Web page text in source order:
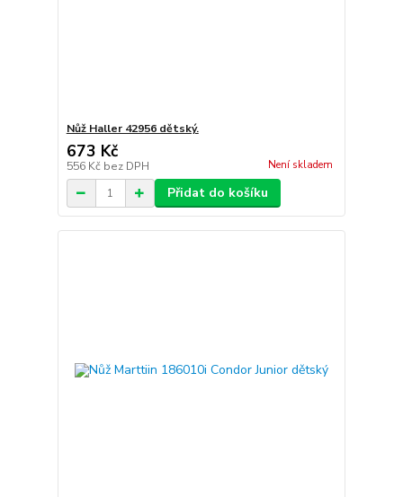
Nůž Haller 42956 dětský.
673 Kč
556 Kč bez DPH Není skladem
Přidat do košíku